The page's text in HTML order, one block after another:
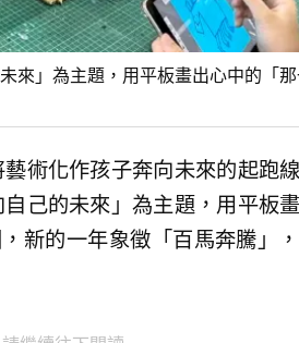
」為主題，用平板畫出心中的「那
術化作孩子奔向未來的起跑
己的未來」為主題，用平板
新的一年象徵「百馬奔騰」